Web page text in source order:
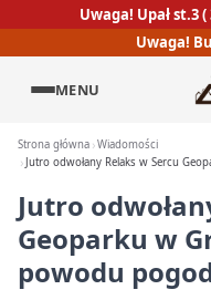
Uwaga! Upał st.3
Uwaga!
MENU
Strona główna Wiadomości
Jutro odwołany Relaks w Sercu
Jutro
Geoparku w
powodu